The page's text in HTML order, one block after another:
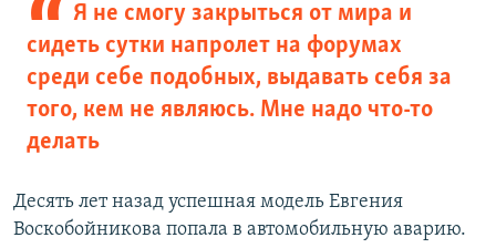
Я не смогу закрыться от мира и
сидеть сутки напролет на форумах
cреди себе подобных, выдавать себя за
того, кем не являюсь. Мне надо что-то
делать
Десять лет назад успешная модель Евгения
Воскобойникова попала в автомобильную аварию.